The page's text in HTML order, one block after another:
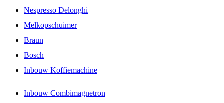
Nespresso Delonghi
Melkopschuimer
Braun
Bosch
Inbouw Koffiemachine
Inbouw Combimagnetron